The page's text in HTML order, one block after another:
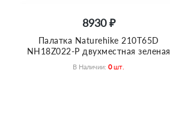
8930 ₽
Палатка Naturehike 210T65D
NH18Z022-P двухместная зеленая
В Наличии:0 Шт.